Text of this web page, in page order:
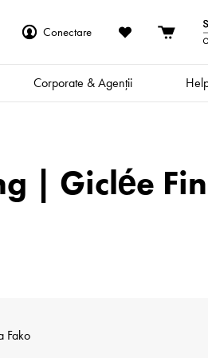
Conectare
Corporate & Agenții
| Giclée
Fako